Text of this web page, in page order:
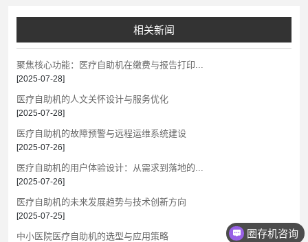
相关新闻
聚焦核心功能：医疗自助机在缴费与报告打印...
[2025-07-28]
医疗自助机的人文关怀设计与服务优化
[2025-07-28]
医疗自助机的故障预警与远程运维系统建设
[2025-07-26]
医疗自助机的用户体验设计：从需求到落地的...
[2025-07-26]
医疗自助机的未来发展趋势与技术创新方向
[2025-07-25]
中小医院医疗自助机的选型与应用策略 圈存机咨询